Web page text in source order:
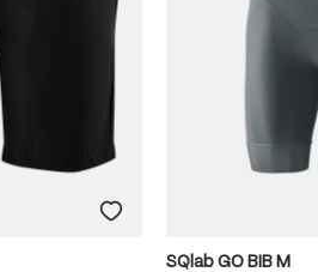
SQlab GO BIB M